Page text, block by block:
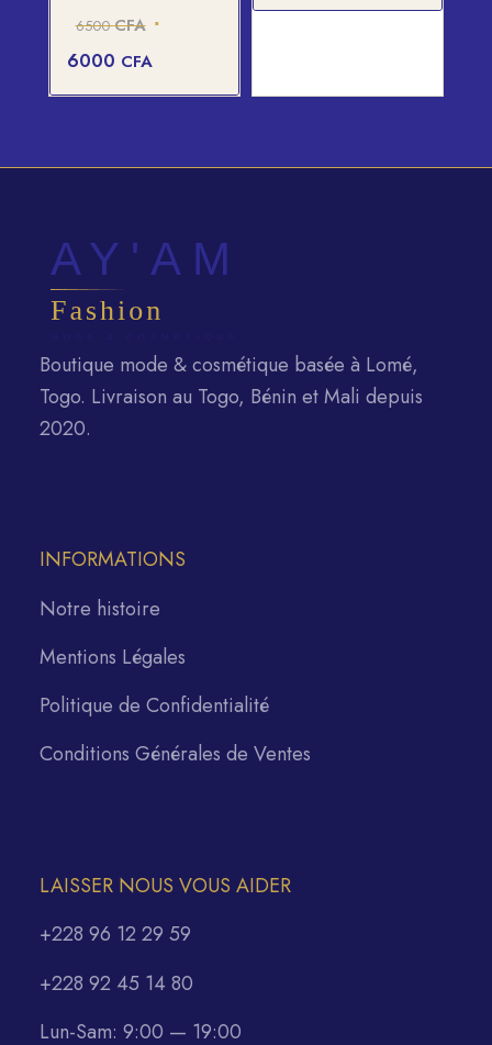
6500CFA Le
initial
était :
6000 CFA
Boutique mode & cosmétique basée à Lomé,
Togo. Livraison au Togo, Bénin et Mali depuis
2020.
INFORMATIONS
Notre histoire
Mentions Légales
Politique de Confidentialité
Conditions Générales de Ventes
LAISSER NOUS VOUS AIDER
+228 96 12 29 59
+228 92 45 14 80
Lun-Sam: 9:00 — 19:00